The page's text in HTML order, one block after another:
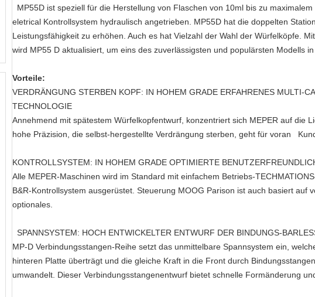
MP55D ist speziell für die Herstellung von Flaschen von 10ml bis zu
eletrical Kontrollsystem hydraulisch angetrieben. MP55D hat die doppelten
Leistungsfähigkeit zu erhöhen . Auch es hat Vielzahl der Wahl der Würfelköpfe.
wird MP55 D aktualisiert, um eins des zuverlässigsten und populärsten Modells in
Vorteile:
VERDRÄNGUNG STERBEN KOPF: IN HOHEM GRADE ERFAHRENES MULTI-
TECHNOLOGIE
Annehmend mit spätestem Würfelkopfentwurf, konzentriert sich MEPER auf die
hohe Präzision, die selbst-hergestellte Verdrängung sterben, geht für voran
KONTROLLSYSTEM: IN HOHEM GRADE OPTIMIERTE
Alle MEPER-Maschinen wird im Standard mit einfachem Betriebs-
B&R-Kontrollsystem ausgerüstet. Steuerung MOOG Parison ist auch basiert auf
optionales.
SPANNSYSTEM: HOCH ENTWICKELTER ENTWURF DER BINDUNGS-
MP-D Verbindungsstangen-Reihe setzt das unmittelbare Spannsystem ein,
hinteren Platte überträgt und die gleiche Kraft in die Front durch
umwandelt. Dieser Verbindungsstangenentwurf bietet schnelle Formänderung